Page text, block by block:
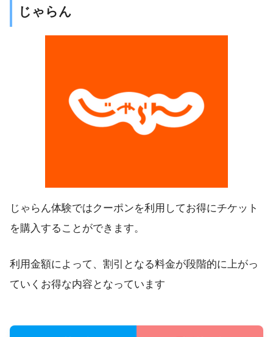
じゃらん
じゃらん体験ではクーポンを利用してお得にチケット
を購入することができます。
利用金額によって、割引となる料金が段階的に上がっ
ていくお得な内容となっています